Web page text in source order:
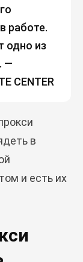
работе.
одно из
—
CENTER
в
и есть их